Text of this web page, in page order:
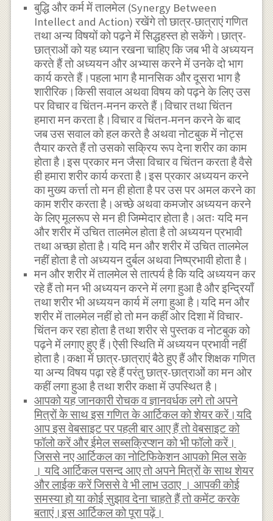
बुद्धि और कर्म में तालमेल (Synergy Between
Intellect and Action) रखेंगे तो छात्र-छात्राएं गणित
तथा अन्य विषयों को पढ़ने में सिद्धहस्त हो सकेंगे।छात्र-
छात्राओं को यह ध्यान रखना चाहिए कि जब भी वे अध्ययन
करते हैं तो अध्ययन और अभ्यास करने में उनके दो भाग
कार्य करते हैं।पहला भाग है मानसिक और दूसरा भाग है
शारीरिक।किसी सवाल अथवा विषय को पढ़ने के लिए उस
पर विचार व चिंतन-मनन करते हैं।विचार तथा चिंतन
हमारा मन करता है।विचार व चिंतन-मनन करने के बाद
जब उस सवाल को हल करते है अथवा नोटबुक में नोट्स
तैयार करते हैं तो उसको सक्रिय रूप देना शरीर का काम
होता है।इस प्रकार मन जैसा विचार व चिंतन करता है वैसे
ही हमारा शरीर कार्य करता है।इस प्रकार अध्ययन करने
का मुख्य कर्त्ता तो मन ही होता है पर उस पर अमल करने का
काम शरीर करता है।अच्छे अथवा कमजोर अध्ययन करने
के लिए मूलरूप से मन ही जिम्मेदार होता है।अतः यदि मन
और शरीर में उचित तालमेल होता है तो अध्ययन प्रभावी
तथा अच्छा होता है।यदि मन और शरीर में उचित तालमेल
नहीं होता है तो अध्ययन दुर्बल अथवा निष्प्रभावी होता है।
मन और शरीर में तालमेल से तात्पर्य है कि यदि अध्ययन कर
रहे हैं तो मन भी अध्ययन करने में लगा हुआ है और इन्द्रियाँ
तथा शरीर भी अध्ययन कार्य में लगा हुआ है।यदि मन और
शरीर में तालमेल नहीं हो तो मन कहीं ओर दिशा में विचार-
चिंतन कर रहा होता है तथा शरीर से पुस्तक व नोटबुक को
पढ़ने में लगाए हुए हैं।ऐसी स्थिति में अध्ययन प्रभावी नहीं
होता है।कक्षा में छात्र-छात्राएं बैठे हुए हैं और शिक्षक गणित
या अन्य विषय पढ़ा रहे हैं परंतु छात्र-छात्राओं का मन ओर
कहीं लगा हुआ है तथा शरीर कक्षा में उपस्थित है।
आपको यह जानकारी रोचक व ज्ञानवर्धक लगे तो अपने
मित्रों के साथ इस गणित के आर्टिकल को शेयर करें।यदि
आप इस वेबसाइट पर पहली बार आए हैं तो वेबसाइट को
फॉलो करें और ईमेल सब्सक्रिप्शन को भी फॉलो करें।
जिससे नए आर्टिकल का नोटिफिकेशन आपको मिल सके
। यदि आर्टिकल पसन्द आए तो अपने मित्रों के साथ शेयर
और लाईक करें जिससे वे भी लाभ उठाए । आपकी कोई
समस्या हो या कोई सुझाव देना चाहते हैं तो कमेंट करके
बताएं।इस आर्टिकल को पूरा पढ़ें।